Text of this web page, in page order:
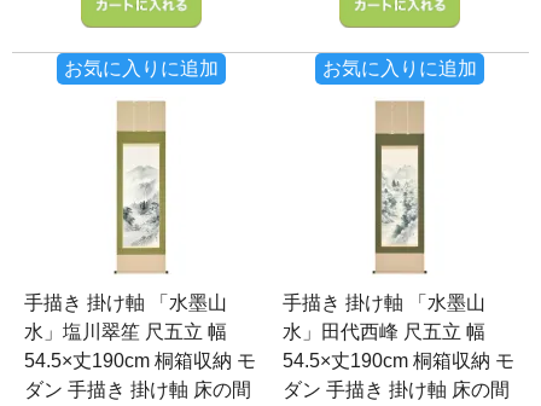
お気に入りに追加 お気に入りに追加
手描き 掛け軸 「水墨山
水」塩川翠笙 尺五立 幅
54.5×丈190cm 桐箱収納 モ
ダン 手描き 掛け軸 床の間
手描き 掛け軸 「水墨山
水」田代西峰 尺五立 幅
54.5×丈190cm 桐箱収納 モ
ダン 手描き 掛け軸 床の間